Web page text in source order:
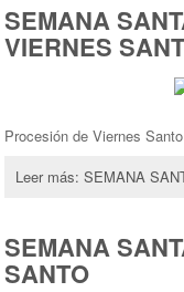
SEMANA
VIERNES
Procesión de Viernes
Leer más: SEMANA
SEMANA
SANTO